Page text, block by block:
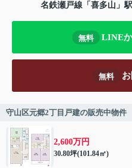
名鉄瀬戸線 「 喜多山 」
無料 LINE
無料
守山区元郷2丁目戸建の販売中物件
2,600万円
30.80坪(101.84㎡)